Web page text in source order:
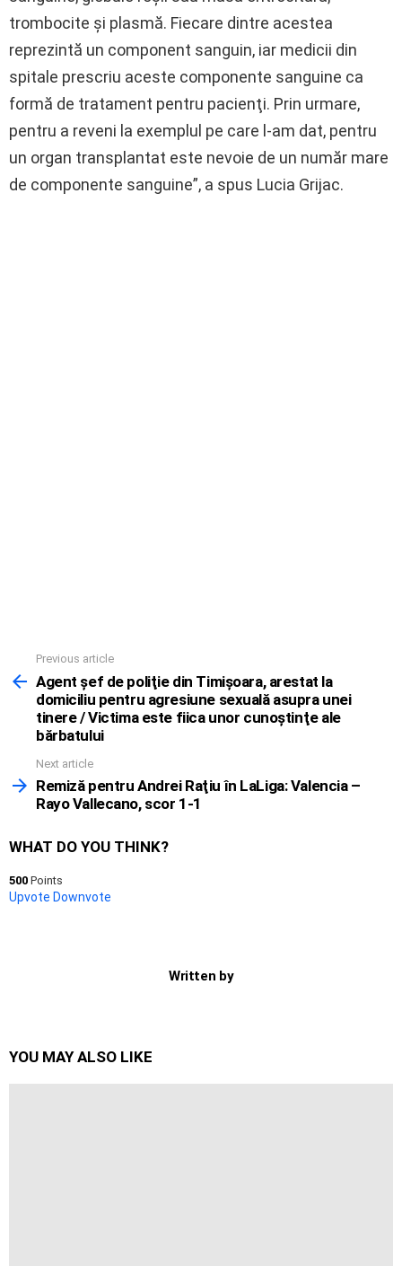
trombocite şi plasmă. Fiecare dintre acestea
reprezintă un component sanguin, iar medicii din
spitale prescriu aceste componente sanguine ca
formă de tratament pentru pacienţi. Prin urmare,
pentru a reveni la exemplul pe care l-am dat, pentru
un organ transplantat este nevoie de un număr mare
de componente sanguine”, a spus Lucia Grijac.
more
Previous article
Agent şef de poliţie din Timişoara, arestat la
domiciliu pentru agresiune sexuală asupra unei
tinere / Victima este fiica unor cunoştinţe ale
bărbatului
Next article
Remiză pentru Andrei Raţiu în LaLiga: Valencia –
Rayo Vallecano, scor 1-1
WHAT DO YOU THINK?
500 Points
Upvote Downvote
Written by
YOU MAY ALSO LIKE